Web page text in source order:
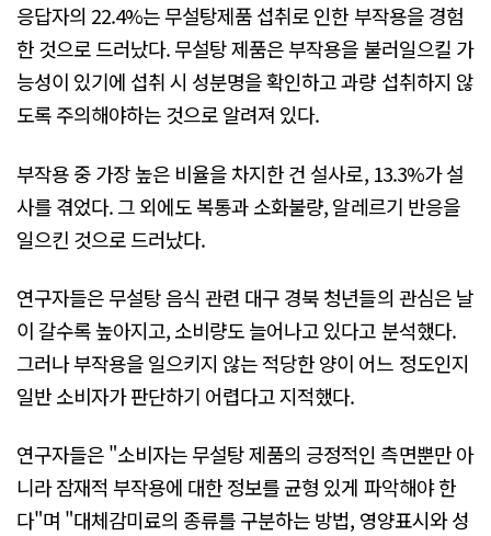
응답자의 22.4%는 무설탕제품 섭취로 인한 부작용을 경험
한 것으로 드러났다. 무설탕 제품은 부작용을 불러일으킬 가
능성이 있기에 섭취 시 성분명을 확인하고 과량 섭취하지 않
도록 주의해야하는 것으로 알려져 있다.
부작용 중 가장 높은 비율을 차지한 건 설사로, 13.3%가 설
사를 겪었다. 그 외에도 복통과 소화불량, 알레르기 반응을
일으킨 것으로 드러났다.
연구자들은 무설탕 음식 관련 대구 경북 청년들의 관심은 날
이 갈수록 높아지고, 소비량도 늘어나고 있다고 분석했다.
그러나 부작용을 일으키지 않는 적당한 양이 어느 정도인지
일반 소비자가 판단하기 어렵다고 지적했다.
연구자들은 "소비자는 무설탕 제품의 긍정적인 측면뿐만 아
니라 잠재적 부작용에 대한 정보를 균형 있게 파악해야 한
다"며 "대체감미료의 종류를 구분하는 방법, 영양표시와 성